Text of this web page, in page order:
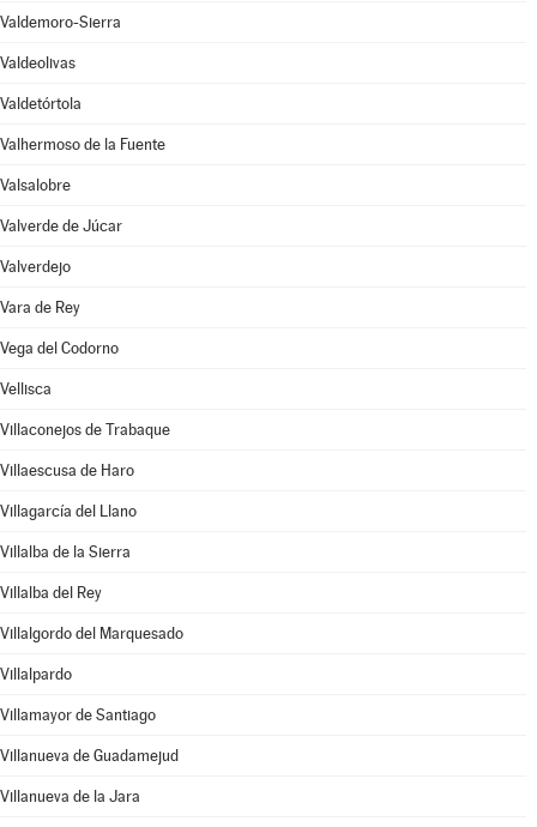
Valdemoro-Sierra
Valdeolivas
Valdetórtola
Valhermoso de la Fuente
Valsalobre
Valverde de Júcar
Valverdejo
Vara de Rey
Vega del Codorno
Vellisca
Villaconejos de Trabaque
Villaescusa de Haro
Villagarcía del Llano
Villalba de la Sierra
Villalba del Rey
Villalgordo del Marquesado
Villalpardo
Villamayor de Santiago
Villanueva de Guadamejud
Villanueva de la Jara